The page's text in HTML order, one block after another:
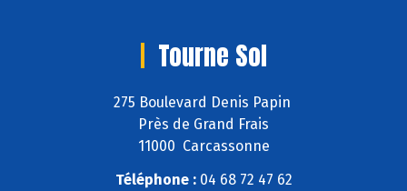
Tourne Sol
275 Boulevard Denis Papin
Près de Grand Frais
11000 Carcassonne
Téléphone :04 68 72 47 62